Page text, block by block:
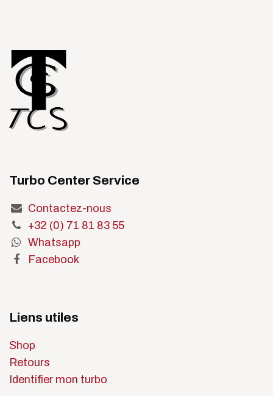
Turbo Center Service
Contactez-nous
+32 (0) 71 81 83 55
Whatsapp
Facebook
Liens utiles
Shop
Retours
Identifier mon turbo